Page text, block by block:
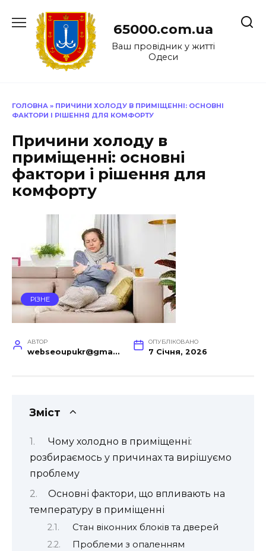
до
65000.com.ua
Ваш провідник у житті
Одеси
ГОЛОВНА » ПРИЧИНИ ХОЛОДУ В ПРИМІЩЕННІ: ОСНОВНІ
ФАКТОРИ І РІШЕННЯ ДЛЯ КОМФОРТУ
Причини холоду в
приміщенні: основні
фактори і рішення для
комфорту
РІЗНЕ
АВТОР
webseoupukr@gmail.com
ОПУБЛІКОВАНО
7 Січня, 2026
Зміст
Чому холодно в приміщенні:
розбираємось у причинах та вирішуємо
проблему
Основні фактори, що впливають на
температуру в приміщенні
Стан віконних блоків та дверей
Проблеми з опаленням